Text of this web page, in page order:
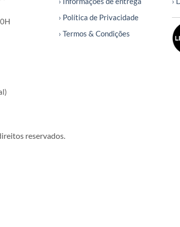
› Política de Privacidade
› Termos & Condições
reservados.